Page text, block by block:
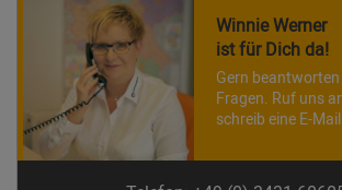
Winnie Werner
ist für Dich da!
Gern beantworten
Fragen. Ruf uns
schreib eine E-Mail.